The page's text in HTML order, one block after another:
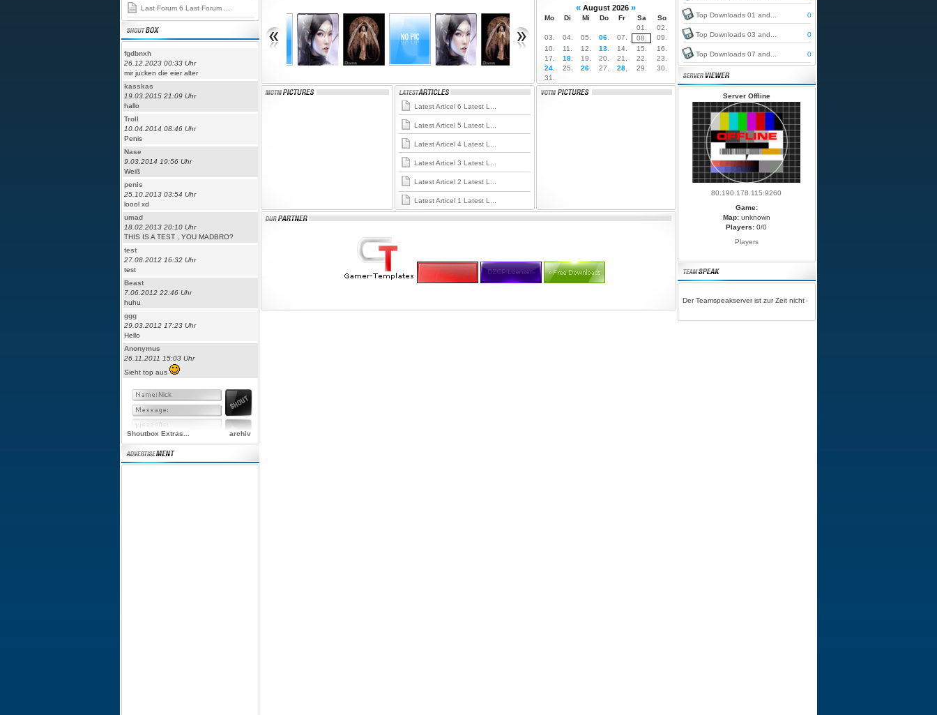
Last Forum 6 Last Forum ...
fgdbnxh
26.12.2023 00:33 Uhr
mir jucken die eier alter
kasskas
19.03.2015 21:09 Uhr
hallo
Troll
10.04.2014 08:46 Uhr
Penis
Nase
9.03.2014 19:56 Uhr
Weiß
penis
25.10.2013 03:54 Uhr
loool xd
umad
18.02.2013 20:10 Uhr
THIS IS A TEST , YOU MADBRO?
test
27.08.2012 16:32 Uhr
test
Beast
7.06.2012 22:46 Uhr
huhu
ggg
29.03.2012 17:23 Uhr
Hello
Anonymus
26.11.2011 15:03 Uhr
Sieht top aus
Shoutbox Extras... archiv
« August 2026 »
Mo Di Mi Do Fr Sa
So
01.
02.
03.
04. 05. 06. 07. 08.
09.
10.
11. 12. 13. 14. 15.
16.
17.
18. 19. 20. 21. 22.
23.
24. 25. 26. 27. 28. 29.
30.
31.
Latest Articel 6 Latest L...
Latest Articel 5 Latest L...
Latest Articel 4 Latest L...
Latest Articel 3 Latest L...
Latest Articel 2 Latest L...
Latest Articel 1 Latest L...
Top Downloads 01 and... 0
Top Downloads 03 and... 0
Top Downloads 07 and... 0
Server Offline
80.190.178.115:9260
Game:
Map:unknown
Players: 0/0
Players
Der Teamspeakserver ist zur Zeit nicht erreichbar!